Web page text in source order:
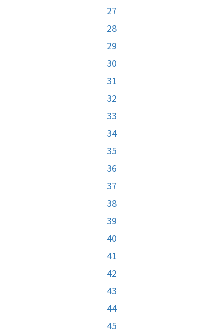
27
28
29
30
31
32
33
34
35
36
37
38
39
40
41
42
43
44
45